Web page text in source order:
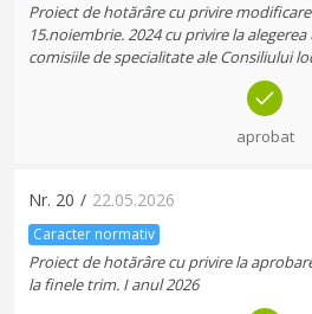
Proiect de hotărâre cu privire
15.noiembrie. 2024 cu privire la
comisiile de specialitate ale Consiliului
aprobat
Nr. 20 / 22.05.2026
Caracter normativ
Proiect de hotărâre cu privire la
la finele trim. I anul 2026